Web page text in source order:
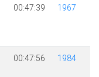
00:47:39 1967
00:47:56 1984